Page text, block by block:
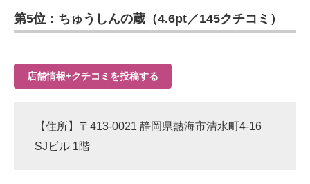
第5位：ちゅうしんの蔵（4.6pt／145クチコミ）
店舗情報+クチコミを投稿する
【住所】〒413-0021 静岡県熱海市清水町4-16
SJビル 1階